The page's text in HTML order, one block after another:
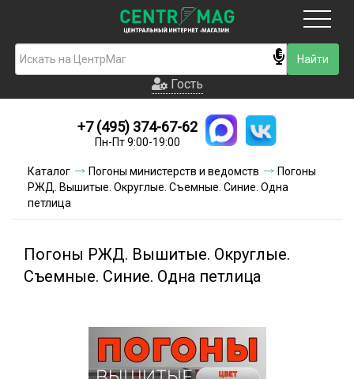
Гость
Новинки
Условия доставки
Акции и скидки
Гость
+7 (495) 374-67-62
Пн-Пт 9:00-19:00
Каталог Погоны министерств и ведомств
Погоны
РЖД. Вышитые. Округлые. Съемные. Синие. Одна
петлица
Погоны РЖД. Вышитые. Округлые.
Съемные. Синие. Одна петлица